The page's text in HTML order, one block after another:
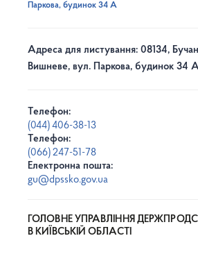
Паркова, будинок 34 А
Адреса для листування: 08134,
Вишневе, вул. Паркова, будинок 34
Телефон:
(044) 406-38-13
Телефон:
(066) 247-51-78
Електронна пошта:
gu@dpssko.gov.ua
ГОЛОВНЕ УПРАВЛІННЯ
В КИЇВСЬКІЙ ОБЛАСТІ